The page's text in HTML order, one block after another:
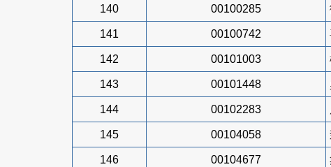
140 00100285
141 00100742
142 00101003
143 00101448
144 00102283
145 00104058
146 00104677